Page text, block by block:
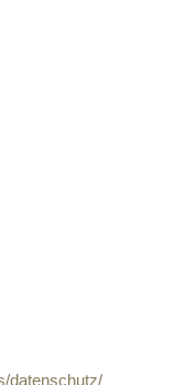
datenschutz/